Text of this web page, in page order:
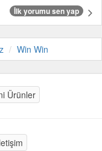
İlk yorumu sen yap
Win Win
Ürünler